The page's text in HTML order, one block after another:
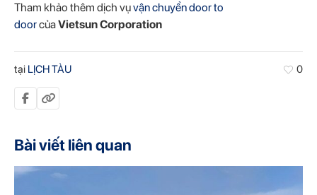
Tham khảo thêm dịch vụvận chuyển door to
doorcủaVietsun Corporation
0
tại LỊCH TÀU
Bài viết liên quan